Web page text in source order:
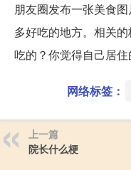
朋友圈发布一张美食
多好吃的地方。相关
吃的？你觉得自己居
网络标签：
上一篇
院长什么梗